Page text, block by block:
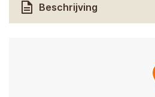
Beschrijving